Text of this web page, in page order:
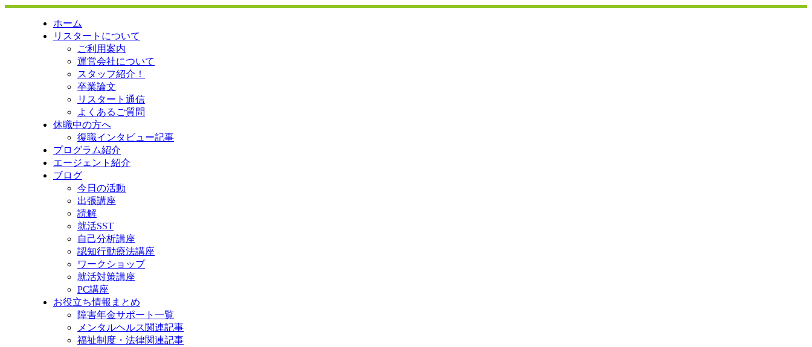
ホーム
リスタートについて
ご利用案内
運営会社について
スタッフ紹介！
卒業論文
リスタート通信
よくあるご質問
休職中の方へ
復職インタビュー記事
プログラム紹介
エージェント紹介
ブログ
今日の活動
出張講座
読解
就活SST
自己分析講座
認知行動療法講座
ワークショップ
就活対策講座
PC講座
お役立ち情報まとめ
障害年金サポート一覧
メンタルヘルス関連記事
福祉制度・法律関連記事